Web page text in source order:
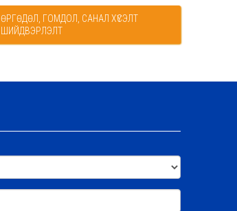
ӨРГӨДӨЛ, ГОМДОЛ, САНАЛ ХҮСЭЛТ
ШИЙДВЭРЛЭЛТ